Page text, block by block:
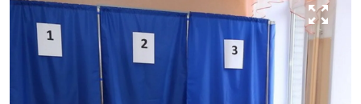
zoom_out_map